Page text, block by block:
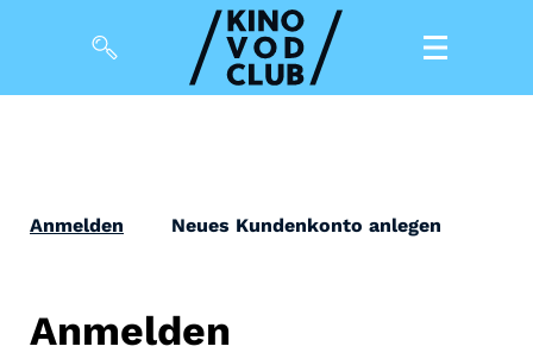
Anmelden Neues Kundenkonto anlegen
Anmelden